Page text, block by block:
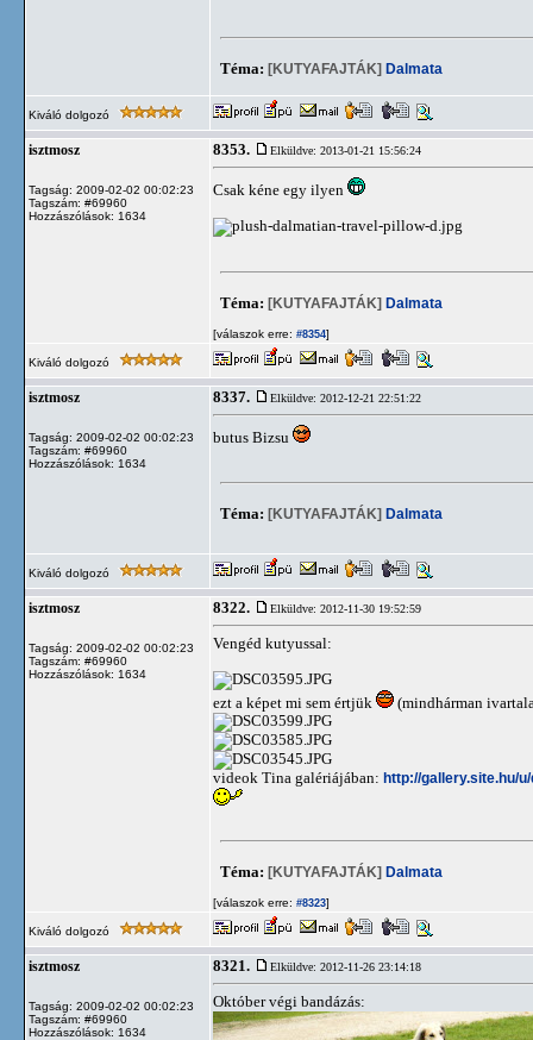
Téma: [KUTYAFAJTÁK] Dalmata
Kiváló dolgozó
isztmosz
Tagság: 2009-02-02 00:02:23
Tagszám: #69960
Hozzászólások: 1634
8353. Elküldve: 2013-01-21 15:56:24
Csak kéne egy ilyen
Téma: [KUTYAFAJTÁK] Dalmata
[válaszok erre: #8354]
Kiváló dolgozó
isztmosz
Tagság: 2009-02-02 00:02:23
Tagszám: #69960
Hozzászólások: 1634
8337. Elküldve: 2012-12-21 22:51:22
butus Bizsu
Téma: [KUTYAFAJTÁK] Dalmata
Kiváló dolgozó
isztmosz
Tagság: 2009-02-02 00:02:23
Tagszám: #69960
Hozzászólások: 1634
8322. Elküldve: 2012-11-30 19:52:59
Vengéd kutyussal:
ezt a képet mi sem értjük (mindhárman
videok Tina galériájában: http://gallery.site.hu/
Téma: [KUTYAFAJTÁK] Dalmata
[válaszok erre: #8323]
Kiváló dolgozó
isztmosz
Tagság: 2009-02-02 00:02:23
Tagszám: #69960
Hozzászólások: 1634
8321. Elküldve: 2012-11-26 23:14:18
Október végi bandázás: